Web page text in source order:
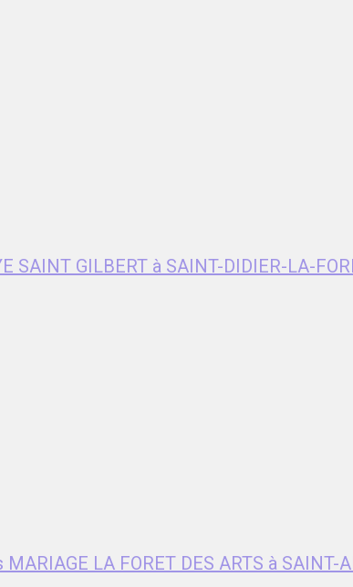
GILBERT à SAINT-DIDIER-LA-
LA FORET DES ARTS à SAINT-